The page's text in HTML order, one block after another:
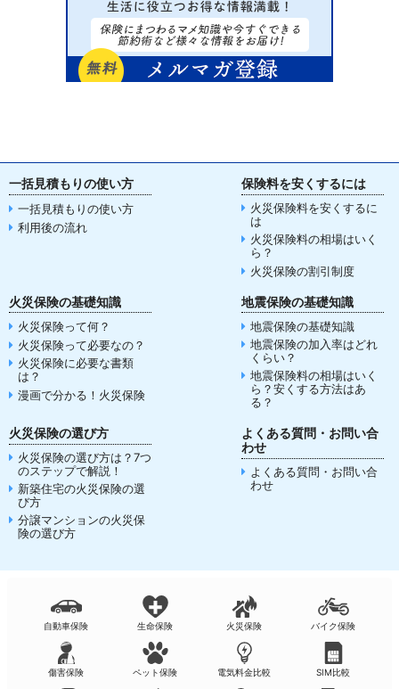
一括見積もりの使い方
一括見積もりの使い方
利用後の流れ
保険料を安くするには
火災保険料を安くするに
は
火災保険料の相場はいく
ら？
火災保険の割引制度
火災保険の基礎知識
火災保険って何？
火災保険って必要なの？
火災保険に必要な書類
は？
漫画で分かる！火災保険
地震保険の基礎知識
地震保険の基礎知識
地震保険の加入率はどれ
くらい？
地震保険料の相場はいく
ら？安くする方法はあ
る？
火災保険の選び方
火災保険の選び方は？7つ
のステップで解説！
新築住宅の火災保険の選
び方
分譲マンションの火災保
険の選び方
よくある質問・お問い合
わせ
よくある質問・お問い合
わせ
自動車保険 生命保険 火災保険 バイク保険
傷害保険 ペット保険 電気料金比較 SIM比較